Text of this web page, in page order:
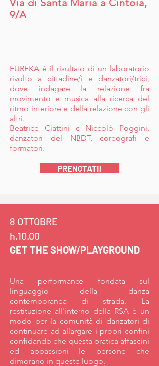
Via di Santa Maria a Cintoia,
9/A
EUREKA è il risultato di un laboratorio
rivolto a cittadine/i e danzatori/trici,
dove indagare la relazione fra
movimento e musica alla ricerca del
ritmo interiore e della relazione con gli
altri.
Beatrice Ciattini e Niccolò Poggini,
danzatori del NBDT, coreografi e
formatori.
PRENOTATI!
8 OTTOBRE
h.10.00
GET THE SHOW/PLAYGROUND
Una performance fondata sul
linguaggio della danza
contemporanea di strada. La
restituzione all'interno della RSA è un
modo per la comunità di danzatori di
continuare ad allargare i propri confini
confidando che questa pratica affascini
ed appassioni le persone che
dimorano in questo luogo.